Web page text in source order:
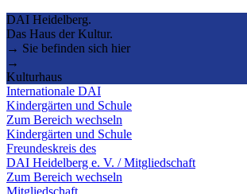
DAI Heidelberg.
Das Haus der Kultur.
→ Sie befinden sich hier
→
Kulturhaus
Internationale DAI
Kindergärten und Schule
Zum Bereich wechseln
Kindergärten und Schule
Freundeskreis des
DAI Heidelberg e. V. / Mitgliedschaft
Zum Bereich wechseln
Mitgliedschaft